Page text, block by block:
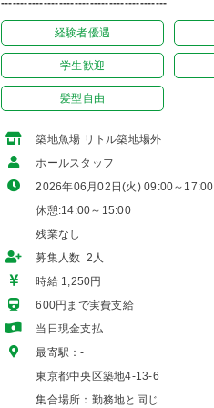
-------------------------------------------
経験者優遇
学生歓迎
髪型自由
築地魚場 リトル築地場外
ホールスタッフ
2026年06月02日(火) 09:00～17:00
休憩:14:00～15:00
残業なし
募集人数 2人
時給 1,250円
600円まで実費支給
当日現金支払
最寄駅：-
東京都中央区築地4-13-6
集合場所：勤務地と同じ